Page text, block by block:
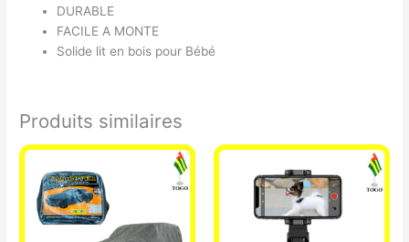
DURABLE
FACILE A MONTE
Solide lit en bois pour Bébé
Produits similaires